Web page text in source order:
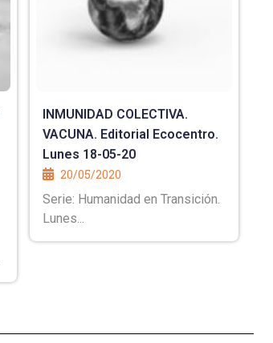
INMUNIDAD COLECTIVA.
VACUNA. Editorial Ecocentro.
Lunes 18-05-20
20/05/2020
Serie: Humanidad en Transición.
Lunes...